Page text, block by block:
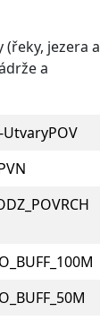
jezera a
a